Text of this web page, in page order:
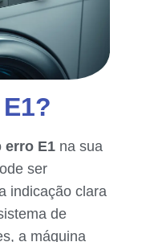
erro E1 na sua
ser
indicação clara
de
a máquina